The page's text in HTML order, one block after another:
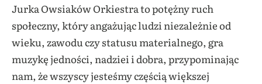
Jurka Owsiaków Orkiestra to potężny ruch
społeczny, który angażując ludzi niezależnie od
wieku, zawodu czy statusu materialnego, gra
muzykę jedności, nadziei i dobra, przypominając
nam, że wszyscy jesteśmy częścią większej